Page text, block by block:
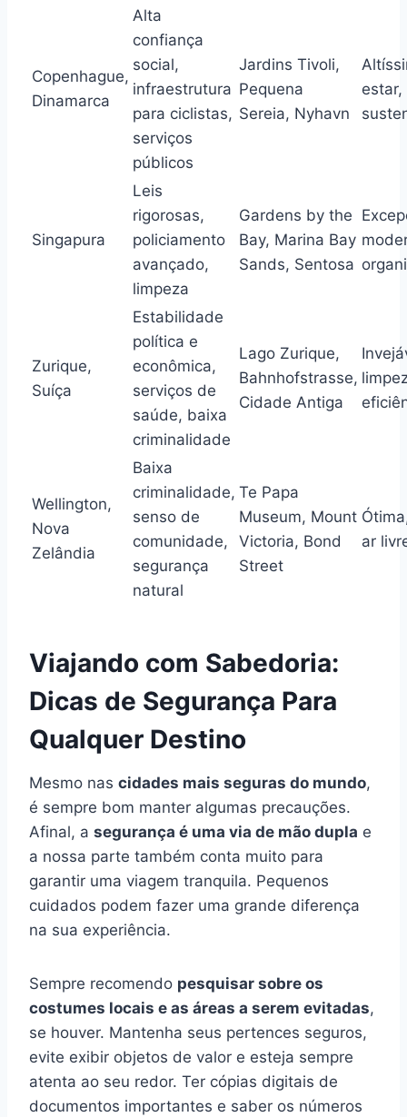
Copenhague,
Dinamarca
Alta
confiança
social,
infraestrutura
para ciclistas,
serviços
públicos
Jardins Tivoli,
Pequena
Sereia, Nyhavn
estar,
Singapura
Leis
rigorosas,
policiamento
avançado,
limpeza
Gardens by the
Bay, Marina Bay
Sands, Sentosa
Zurique,
Suíça
Estabilidade
política e
econômica,
serviços de
saúde, baixa
criminalidade
Lago Zurique,
Bahnhofstrasse,
Cidade Antiga
Wellington,
Nova
Zelândia
Baixa
criminalidade,
senso de
comunidade,
segurança
natural
Te Papa
Museum, Mount
Victoria, Bond
Street
ar
Viajando com Sabedoria:
Dicas de Segurança Para
Qualquer Destino
Mesmo nas cidades mais seguras do mundo,
é sempre bom manter algumas precauções.
Afinal, a segurança é uma via de mão dupla e
a nossa parte também conta muito para
garantir uma viagem tranquila. Pequenos
cuidados podem fazer uma grande diferença
na sua experiência.
Sempre recomendo pesquisar sobre os
costumes locais e as áreas a serem evitadas,
se houver. Mantenha seus pertences seguros,
evite exibir objetos de valor e esteja sempre
atenta ao seu redor. Ter cópias digitais de
documentos importantes e saber os números